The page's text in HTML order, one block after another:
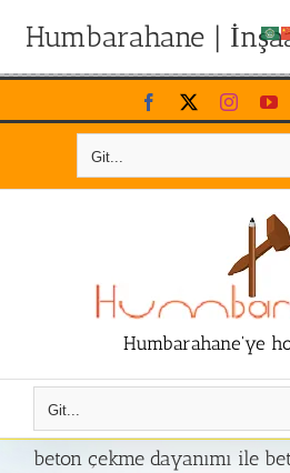
Humbarahane |
Skip
to
Facebook
Git...
Humbarahane'ye
Git...
beton çekme dayanımı ile